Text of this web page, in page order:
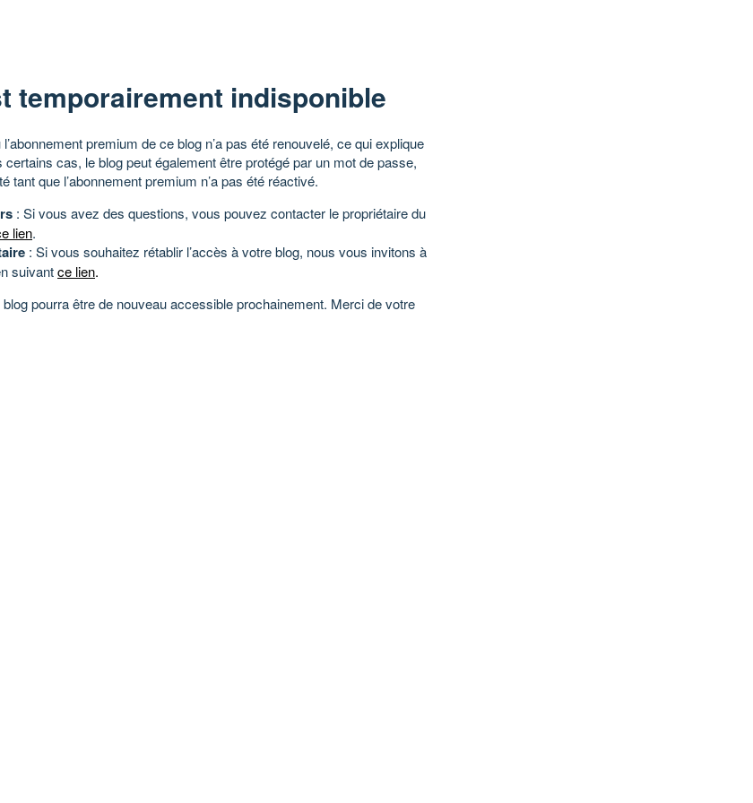
temporairement indisponible
premium de ce blog n’a pas été renouvelé, ce qui explique
cas, le blog peut également être protégé par un mot de passe,
tant que l’abonnement premium n’a pas été réactivé.
: Si vous avez des questions, vous pouvez contacter le propriétaire du
lien.
: Si vous souhaitez rétablir l’accès à votre blog, nous vous invitons à
suivantce lien.
pourra être de nouveau accessible prochainement. Merci de votre